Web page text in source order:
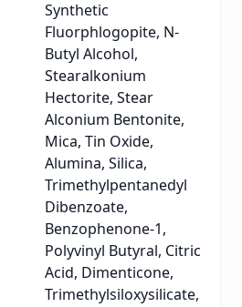
Synthetic
Fluorphlogopite, N-
Butyl Alcohol,
Stearalkonium
Hectorite, Stear
Alconium Bentonite,
Mica, Tin Oxide,
Alumina, Silica,
Trimethylpentanedyl
Dibenzoate,
Benzophenone-1,
Polyvinyl Butyral, Citric
Acid, Dimenticone,
Trimethylsiloxysilicate,